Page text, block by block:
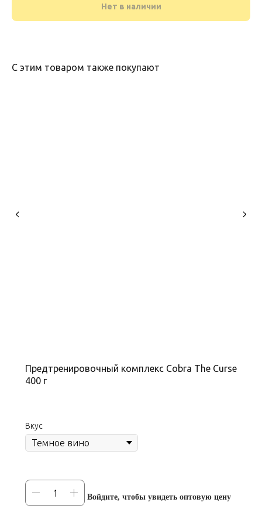
Нет в наличии
С этим товаром также покупают
Предтренировочный комплекс Cobra The Curse
400 г
Вкус
Войдите, чтобы увидеть оптовую цену